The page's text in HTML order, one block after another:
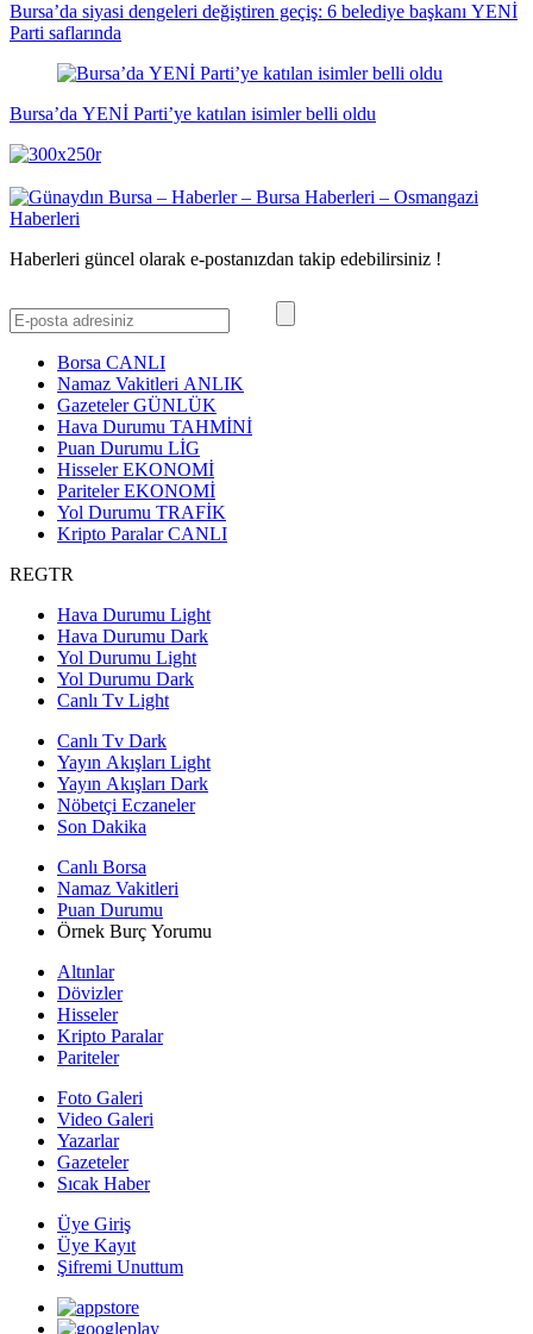
Bursa’da siyasi dengeleri değiştiren geçiş: 6 belediye başkanı YENİ
Parti saflarında
Bursa’da YENİ Parti’ye katılan isimler belli oldu
Haberleri güncel olarak e-postanızdan takip edebilirsiniz !
Borsa CANLI
Namaz Vakitleri ANLIK
GazetelerGÜNLÜK
Hava Durumu TAHMİNİ
Puan Durumu LİG
HisselerEKONOMİ
ParitelerEKONOMİ
Yol Durumu TRAFİK
Kripto ParalarCANLI
REGTR
Hava Durumu Light
Hava Durumu Dark
Yol Durumu Light
Yol Durumu Dark
Canlı Tv Light
Canlı Tv Dark
Yayın Akışları Light
Yayın Akışları Dark
Nöbetçi Eczaneler
Son Dakika
Canlı Borsa
Namaz Vakitleri
Puan Durumu
Örnek Burç Yorumu
Altınlar
Dövizler
Hisseler
Kripto Paralar
Pariteler
Foto Galeri
Video Galeri
Yazarlar
Gazeteler
Sıcak Haber
Üye Giriş
Üye Kayıt
Şifremi Unuttum